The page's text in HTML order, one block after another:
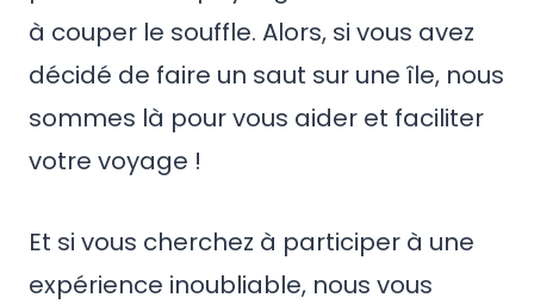
à couper le souffle. Alors, si vous avez
décidé de faire un saut sur une île, nous
sommes là pour vous aider et faciliter
votre voyage !
Et si vous cherchez à participer à une
expérience inoubliable, nous vous